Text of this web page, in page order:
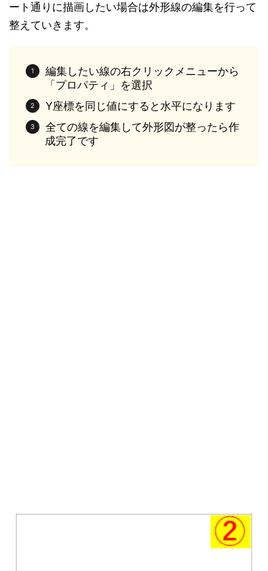
ート通りに描画したい場合は外形線の編集を行って
整えていきます。
編集したい線の右クリックメニューから
「プロパティ」を選択
Y座標を同じ値にすると水平になります
全ての線を編集して外形図が整ったら作
成完了です